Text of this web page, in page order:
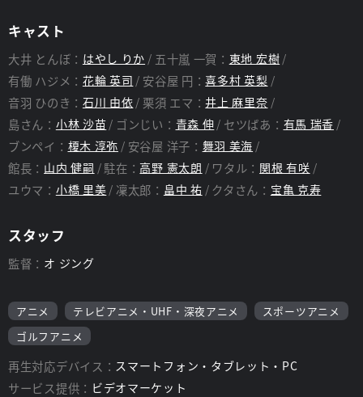
キャスト
大井 とんぼ： はやし りか 五十嵐 一賀： 東地 宏樹
有働 ハジメ： 花輪 英司 安谷屋 円：喜多村 英梨
音羽 ひのき： 石川 由依 栗須 エマ：井上 麻里奈
島さん： 小林 沙苗 ゴンじい： 青森 伸 セツばあ： 有馬 瑞香
ブンペイ： 榎木 淳弥 安谷屋 洋子： 舞羽 美海
館長： 山内 健嗣 駐在： 高野 憲太朗 ワタル： 関根 有咲
ユウマ： 小橋 里美 凜太郎： 畠中 祐 クタさん： 宝亀 克寿
スタッフ
監督： オ ジング
アニメ テレビアニメ・UHF・深夜アニメ
スポーツアニメ
ゴルフアニメ
再生対応デバイス： スマートフォン・タブレット・PC
サービス提供： ビデオマーケット